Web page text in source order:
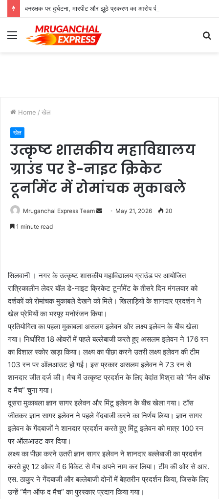
Menu
Home / खेल
खेल
उत्कृष्ट शासकीय महाविद्यालय
ग्राउंड पर डे-नाइट क्रिकेट
टूर्नामेंट में रोमांचक मुकाबले
Mruganchal Express Team
Send May 21, 2026 20
1 minute read
सिलवानी । नगर के उत्कृष्ट शासकीय महाविद्यालय ग्राउंड पर आयोजित
रात्रिकालीन लेदर बॉल डे-नाइट क्रिकेट टूर्नामेंट के तीसरे दिन मंगलवार को
दर्शकों को रोमांचक मुकाबले देखने को मिले। खिलाड़ियों के शानदार प्रदर्शन ने
खेल प्रेमियों का भरपूर मनोरंजन किया।
प्रतियोगिता का पहला मुकाबला असलम इलेवन और लक्ष्य इलेवन के बीच खेला
गया। निर्धारित 18 ओवरों में पहले बल्लेबाजी करते हुए असलम इलेवन ने 176 रन
का विशाल स्कोर खड़ा किया। लक्ष्य का पीछा करने उतरी लक्ष्य इलेवन की टीम
103 रन पर ऑलआउट हो गई। इस प्रकार असलम इलेवन ने 73 रन से
शानदार जीत दर्ज की। मैच में उत्कृष्ट प्रदर्शन के लिए वेदांत मिश्रा को “मैन ऑफ
द मैच” चुना गया।
दूसरा मुकाबला ज्ञान सागर इलेवन और मिंटू इलेवन के बीच खेला गया। टॉस
जीतकर ज्ञान सागर इलेवन ने पहले गेंदबाजी करने का निर्णय लिया। ज्ञान सागर
इलेवन के गेंदबाजों ने शानदार प्रदर्शन करते हुए मिंटू इलेवन को मात्र 100 रन
पर ऑलआउट कर दिया।
लक्ष्य का पीछा करने उतरी ज्ञान सागर इलेवन ने शानदार बल्लेबाजी का प्रदर्शन
करते हुए 12 ओवर में 6 विकेट से मैच अपने नाम कर लिया। टीम की ओर से आर.
एस. ठाकुर ने गेंदबाजी और बल्लेबाजी दोनों में बेहतरीन प्रदर्शन किया, जिसके लिए
उन्हें “मैन ऑफ द मैच” का पुरस्कार प्रदान किया गया।